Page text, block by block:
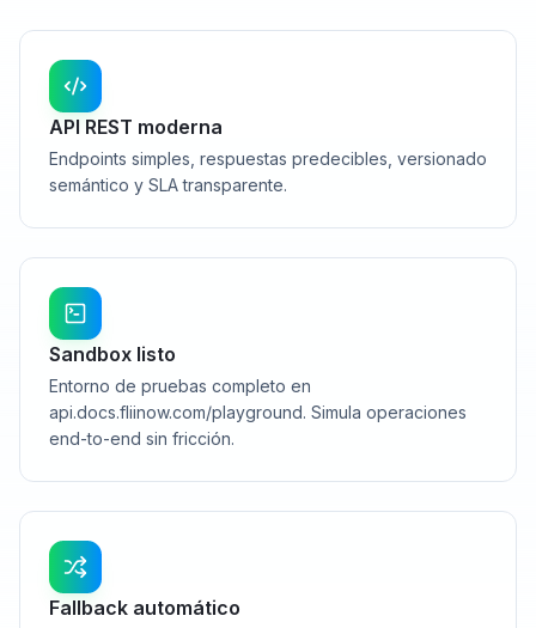
API REST moderna
Endpoints simples, respuestas predecibles, versionado
semántico y SLA transparente.
Sandbox listo
Entorno de pruebas completo en
api.docs.fliinow.com/playground. Simula operaciones
end-to-end sin fricción.
Fallback automático